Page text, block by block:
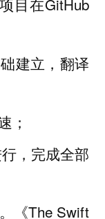
建立，翻译
；
，完成全部
《The Swift